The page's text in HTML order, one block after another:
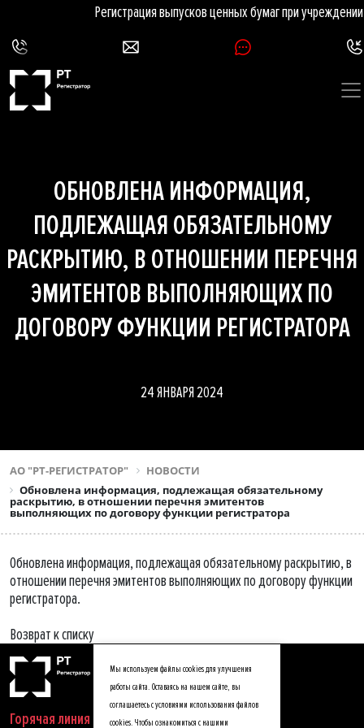
Регистрация выпусков ценных бумаг при учреждении
ОБНОВЛЕНА ИНФОРМАЦИЯ,
ПОДЛЕЖАЩАЯ ОБЯЗАТЕЛЬНОМУ
РАСКРЫТИЮ, В ОТНОШЕНИИ ПЕРЕЧНЯ
ЭМИТЕНТОВ ВЫПОЛНЯЮЩИХ ПО
ДОГОВОРУ ФУНКЦИИ РЕГИСТРАТОРА
24 ЯНВАРЯ 2024
АО "РТ-РЕГИСТРАТОР"
НОВОСТИ
Обновлена информация, подлежащая обязательному
раскрытию, в отношении перечня эмитентов
выполняющих по договору функции регистратора
Обновлена информация, подлежащая обязательному раскрытию, в
отношении перечня эмитентов выполняющих по договору функции
регистратора.
Возврат к списку
Горячая линия
Мы используем файлы cookies для улучшения
работы сайта. Оставаясь на нашем сайте, вы
соглашаетесь с условиями использования файлов
cookies. Чтобы ознакомиться с нашими